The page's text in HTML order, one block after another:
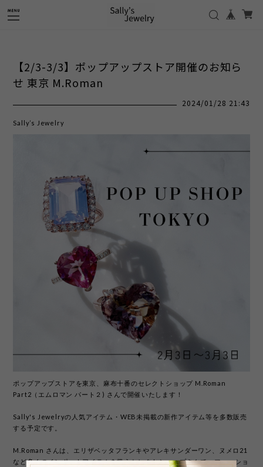
【2/3-3/3】ポップアップストア開催のお知ら
せ 東京 M.Roman
2024/01/28 21:43
Sally’s Jewelry
ポップアップストアを東京、麻布十番のセレクトショップ M.Roman
Part2（エムロマン パート２) さんで開催いたします！
Sally's Jewelryの人気アイテム・WEB未掲載の新作アイテム等を多数販売
する予定です。
M.Roman さんは、エリザベッタフランキやアレキサンダーワン、ヌメロ21
など多くのインポートアイテムを扱うセレクトショップさんで、ファッショ